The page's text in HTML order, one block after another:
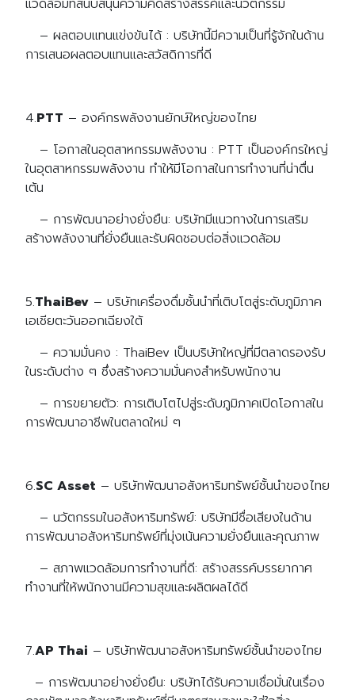
แวดล้อมที่สนับสนุนความคิดสร้างสรรค์และนวัตกรรม
– ผลตอบแทนแข่งขันได้ : บริษัทนี้มีความเป็นที่รู้จักในด้าน
การเสนอผลตอบแทนและสวัสดิการที่ดี
4.PTT – องค์กรพลังงานยักษ์ใหญ่ของไทย
– โอกาสในอุตสาหกรรมพลังงาน : PTT เป็นองค์กรใหญ่
ในอุตสาหกรรมพลังงาน ทำให้มีโอกาสในการทำงานที่น่าตื่น
เต้น
– การพัฒนาอย่างยั่งยืน: บริษัทมีแนวทางในการเสริม
สร้างพลังงานที่ยั่งยืนและรับผิดชอบต่อสิ่งแวดล้อม
5.ThaiBev – บริษัทเครื่องดื่มชั้นนำที่เติบโตสู่ระดับภูมิภาค
เอเชียตะวันออกเฉียงใต้
– ความมั่นคง : ThaiBev เป็นบริษัทใหญ่ที่มีตลาดรองรับ
ในระดับต่าง ๆ ซึ่งสร้างความมั่นคงสำหรับพนักงาน
– การขยายตัว: การเติบโตไปสู่ระดับภูมิภาคเปิดโอกาสใน
การพัฒนาอาชีพในตลาดใหม่ ๆ
6.SC Asset – บริษัทพัฒนาอสังหาริมทรัพย์ชั้นนำของไทย
– นวัตกรรมในอสังหาริมทรัพย์: บริษัทมีชื่อเสียงในด้าน
การพัฒนาอสังหาริมทรัพย์ที่มุ่งเน้นความยั่งยืนและคุณภาพ
– สภาพแวดล้อมการทำงานที่ดี: สร้างสรรค์บรรยากาศ
ทำงานที่ให้พนักงานมีความสุขและผลิตผลได้ดี
7.AP Thai – บริษัทพัฒนาอสังหาริมทรัพย์ชั้นนำของไทย
– การพัฒนาอย่างยั่งยืน: บริษัทได้รับความเชื่อมั่นในเรื่อง